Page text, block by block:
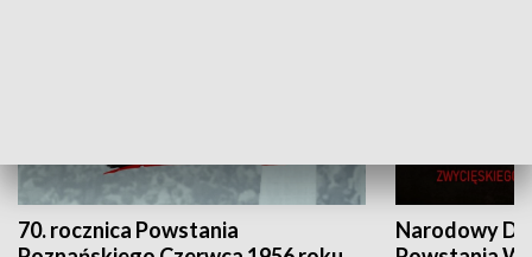
70. rocznica Powstania
Narodowy